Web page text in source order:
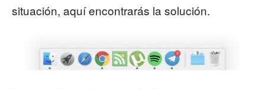
situación, aquí encontrarás la solución.